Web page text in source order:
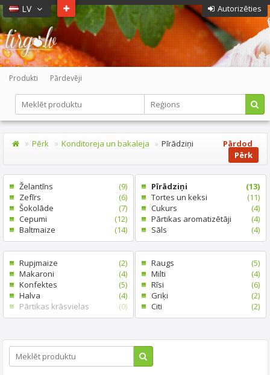
Autorizēties
LV
Produkti Pārdevēji
Pērk Konditoreja un bakaleja Pīrādziņi
Pārdod
Pērk
Želantīns
(9)
Zefīrs
(6)
Šokolāde
(7)
Cepumi
(12)
Baltmaize
(14)
Pīrādziņi
(13)
Tortes un keksi
(11)
Cukurs
(4)
Pārtikas aromatizētāji
(4)
Sāls
(4)
Rupjmaize
(2)
Makaroni
(4)
Konfektes
(5)
Halva
(4)
Pārtikas krāsvielas
(0)
Raugs
(5)
Milti
(4)
Rīsi
(6)
Griķi
(2)
Citi
(2)